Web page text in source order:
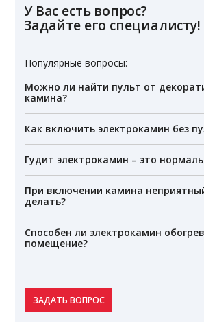
У Вас есть вопрос?
Задайте его специалисту!
Популярные вопросы:
Можно ли найти пульт от
камина?
Как включить электрокамин без
Гудит электрокамин – это
При включении камина
делать?
Способен ли электрокамин
помещение?
ЗАДАТЬ ВОПРОС